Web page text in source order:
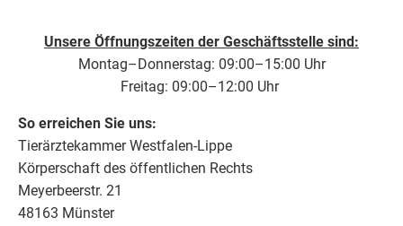
Unsere Öffnungszeiten der Geschäftsstelle sind:
Montag–Donnerstag: 09:00–15:00 Uhr
Freitag: 09:00–12:00 Uhr
So erreichen Sie uns:
Tierärztekammer Westfalen-Lippe
Körperschaft des öffentlichen Rechts
Meyerbeerstr. 21
48163 Münster